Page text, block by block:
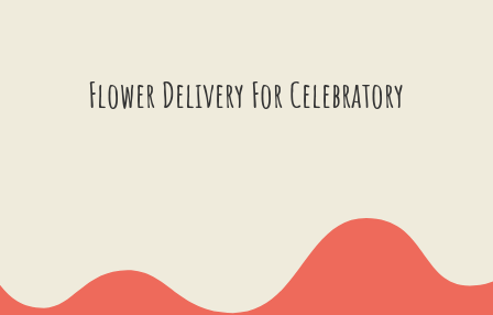
Flower Delivery For Celebratory